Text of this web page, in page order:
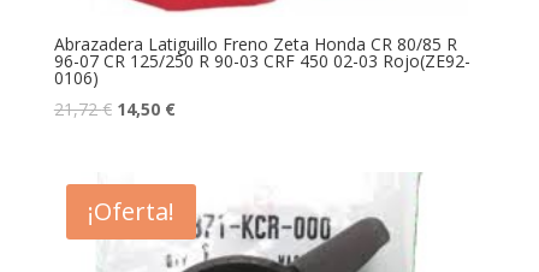
Abrazadera Latiguillo Freno Zeta Honda CR 80/85 R
96-07 CR 125/250 R 90-03 CRF 450 02-03 Rojo(ZE92-
0106)
21,72€ 14,50 €
¡Oferta!